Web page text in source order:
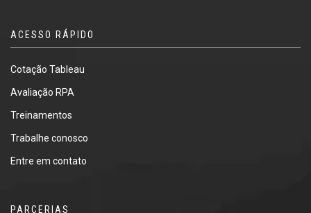
ACESSO RÁPIDO
Cotação Tableau
Avaliação RPA
Treinamentos
Trabalhe conosco
Entre em contato
PARCERIAS